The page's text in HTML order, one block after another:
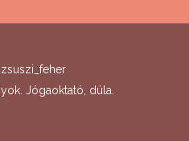
Jógaoktató, dúla.